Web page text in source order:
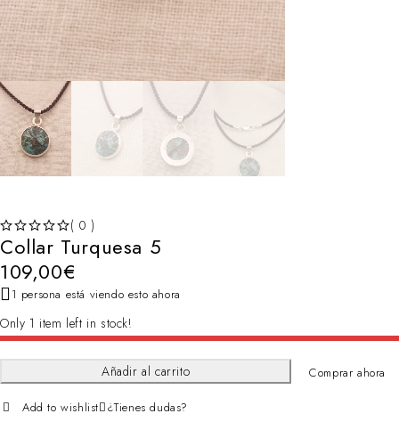
( 0 )
Collar Turquesa 5
109,00€
1 persona está viendo esto ahora
Only 1 item left in stock!
Añadir al carrito Comprar ahora
Add to wishlist ¿Tienes dudas?